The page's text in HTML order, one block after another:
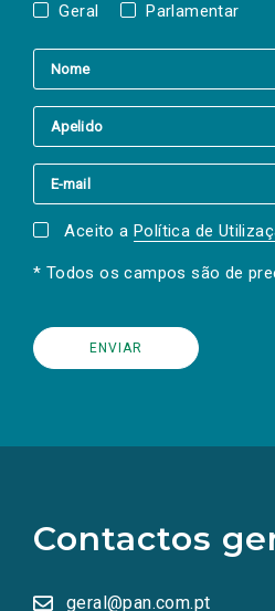
Geral Parlamentar
Aceito a Política de
* Todos os campos são de
Contactos
geral@pan.com.pt
redes
sociais
numa